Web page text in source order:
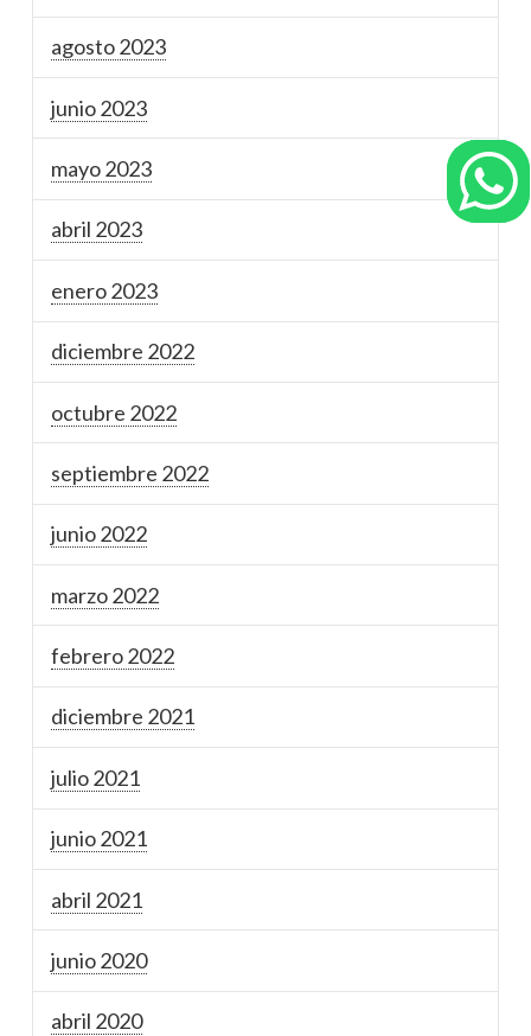
agosto 2023
junio 2023
mayo 2023
abril 2023
enero 2023
diciembre 2022
octubre 2022
septiembre 2022
junio 2022
marzo 2022
febrero 2022
diciembre 2021
julio 2021
junio 2021
abril 2021
junio 2020
abril 2020